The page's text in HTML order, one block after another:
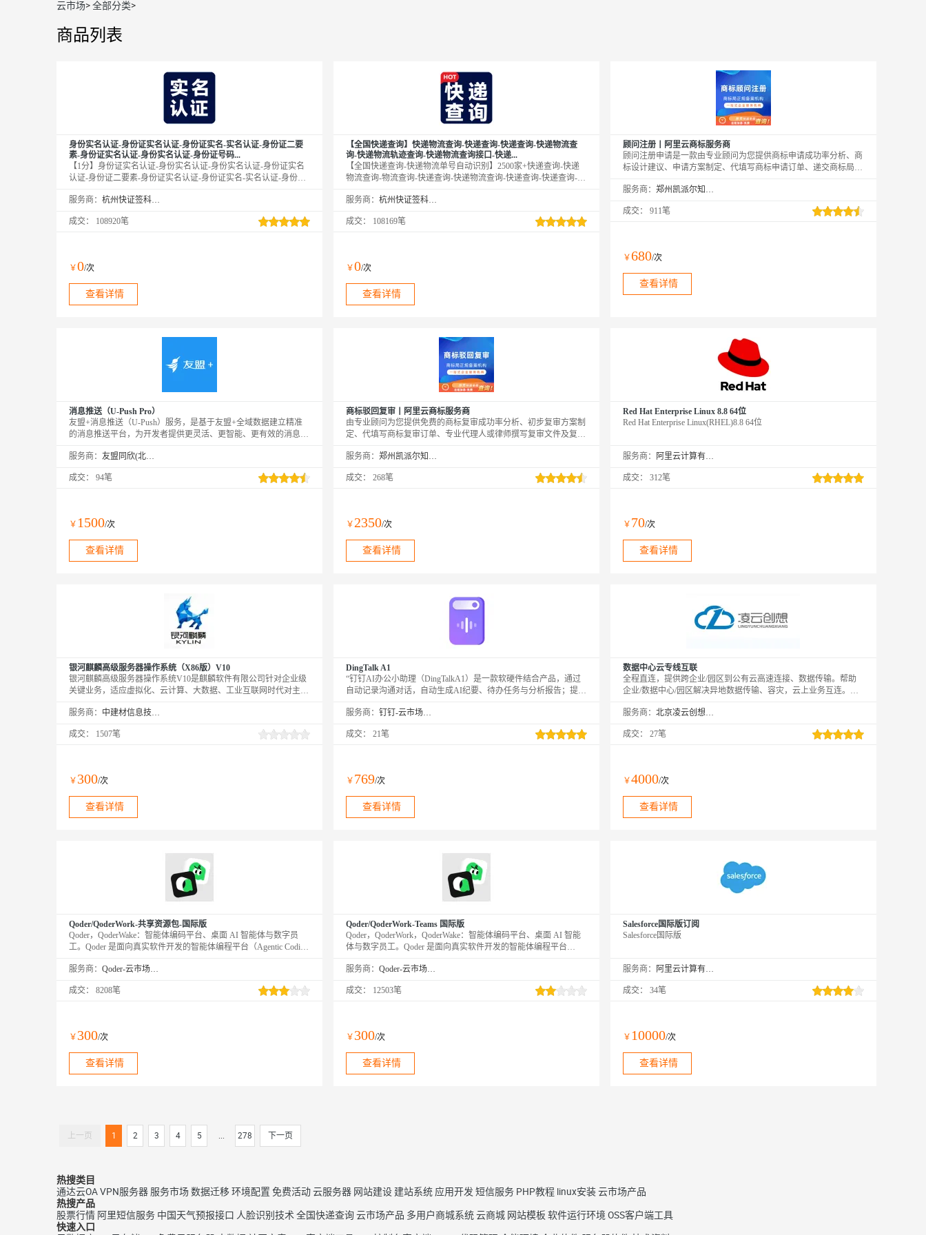
云市场>全部分类>
商品列表
身份实名认证-身份证实名认证-身份证实名-实名认证-身份证二要
素-身份证实名认证-身份实名认证-身份证号码...
【1分】身份证实名认证-身份实名认证-身份实名认证-身份证实名
认证-身份证二要素-身份证实名认证-身份证实名-实名认证-身份证
身份实名认证-身份实名认证-身份实名认证-身份证实名认证-身份
名认证-实名认证接口-身份实名验证-身份实名验证-身份实名验证-
认证-身份实名认证-身份证二要素-...
服务商： 杭州快证签科技有限公司
成交： 108920笔
￥0/次
查看详情
【全国快递查询】快递物流查询-快递查询-快递查询-快递物流查
询-快递物流轨迹查询-快递物流查询接口-快递...
【全国快递查询-快递物流单号自动识别】2500家+快递查询-快递
物流查询-物流查询-快递查询-快递物流查询-快递查询-快递查询-快
快递查询-物流查询-快递物流查询-快递物流查询-快递物流查询-快
快递物流单号查询-快递查询接口-快递查询-快递物流查询-物流快
递查询-物流查询-快递物流查询-...
服务商： 杭州快证签科技有限公司
成交： 108169笔
￥0/次
查看详情
顾问注册丨阿里云商标服务商
顾问注册申请是一款由专业顾问为您提供商标申请成功率分析、商
标设计建议、申请方案制定、代填写商标申请订单、递交商标局及
服务商：
郑州凯派尔知识产权代理有限公司
成交： 911笔
￥680/次
查看详情
消息推送（U-Push Pro）
友盟+消息推送（U-Push）服务，是基于友盟+全域数据建立精准
的消息推送平台，为开发者提供更灵活、更智能、更有效的消息推
需要在友盟+激活页面https://account.umeng.com/activate进行绑定激
服务商： 友盟同欣(北京)科技有限公司
成交： 94笔
￥ 1500/次
查看详情
商标驳回复审丨阿里云商标服务商
由专业顾问为您提供免费的商标复审成功率分析、初步复审方案制
定、代填写商标复审订单、专业代理人或律师撰写复审文件及复审
请操作
服务商： 郑州凯派尔知识产权代理有限公司
成交： 268笔
￥ 2350/次
查看详情
Red Hat Enterprise Linux 8.8 64位
Red Hat Enterprise Linux(RHEL)8.8 64位
服务商： 阿里云计算有限公司
成交： 312笔
￥ 70/次
查看详情
银河麒麟高级服务器操作系统（X86版）V10
银河麒麟高级服务器操作系统V10是麒麟软件有限公司针对企业级
关键业务，适应虚拟化、云计算、大数据、工业互联网时代对主机
CMMI5级标准研制的提供内生本质安全、云原生支持、自主平台
服务商： 中建材信息技术股份有限公司
成交： 1507笔
￥ 300/次
查看详情
DingTalk A1
“钉钉AI办公小助理（DingTalkA1）是一款软硬件结合产品，通过
自动记录沟通对话，自动生成AI纪要、待办任务与分析报告；提升
动化工作流和设备管理平台，以后开会沟通，再也不用做会议纪要
服务商： 钉钉-云市场精选店
成交： 21笔
￥ 769/次
查看详情
数据中心云专线互联
全程直连，提供跨企业/园区到公有云高速连接、数据传输。帮助
企业/数据中心/园区解决异地数据传输、容灾，云上业务互连。通
数据连接，满足不断变化的需求，提高企业网络拓扑的灵活性和跨
服务商： 北京凌云创想科技有限公司
成交： 27笔
￥4000/次
查看详情
Qoder/QoderWork-共享资源包-国际版
Qoder，QoderWake：智能体编码平台、桌面 AI 智能体与数字员
工。Qoder 是面向真实软件开发的智能体编程平台（Agentic Coding
Agents 等使用方式，让 Agent 自主完成从编码到交付的全流程。
主开工，越用越懂你。
服务商： Qoder-云市场精选店
成交： 8208笔
￥ 300/次
查看详情
Qoder/QoderWork-Teams 国际版
Qoder，QoderWork，QoderWake：智能体编码平台、桌面 AI 智能
体与数字员工。Qoder 是面向真实软件开发的智能体编程平台
Mobile 和 Cloud Agents 等使用方式，让 Agent 自主完成从编码到交
扩展到日常办公——自然语言描述需求，自动规划执行并输出专业
服务商： Qoder-云市场精选店
成交： 12503笔
￥ 300/次
查看详情
Salesforce国际版订阅
Salesforce国际版
服务商： 阿里云计算有限公司
成交： 34笔
￥ 10000/次
查看详情
上一页 1 2 3 4 5 ... 278 下一页
热搜类目
通达云OAVPN服务器 服务市场数据迁移环境配置 免费活动云服务器 网站建设 建站系统 应用开发 短信服务 PHP教程 linux安装云市场产品
热搜产品
股票行情 阿里短信服务 中国天气预报接口 人脸识别技术 全国快递查询云市场产品 多用户商城系统云商城 网站模板 软件运行环境 OSS客户端工具
快速入口